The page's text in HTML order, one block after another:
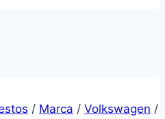
/ Marca / Volkswagen /